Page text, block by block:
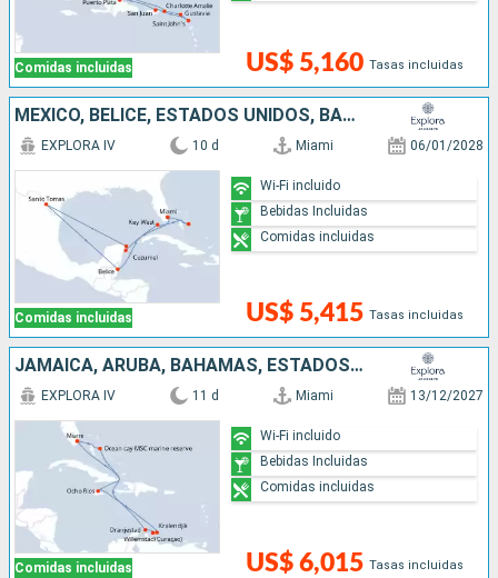
Comidas incluidas US$ 5,160 Tasas incluidas
MÉXICO, BELICE, ESTADOS UNIDOS, BAHAMAS
Comidas incluidas
EXPLORA IV 10 d Miami 06/01/2028
US$ 5,415 Tasas incluidas
Wi-Fi incluido
Bebidas Incluidas
Comidas incluidas
JAMAICA, ARUBA, BAHAMAS, ESTADOS UNIDOS
Comidas incluidas
EXPLORA IV 11 d Miami 13/12/2027
US$ 6,015 Tasas incluidas
Wi-Fi incluido
Bebidas Incluidas
Comidas incluidas